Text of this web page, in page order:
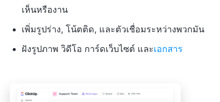
เห็นหรืองาน
เพิ่มรูปร่าง, โน้ตติด, และตัวเชื่อมระหว่างพวกมัน
ฝังรูปภาพ วิดีโอ การ์ดเว็บไซต์ และเอกสาร